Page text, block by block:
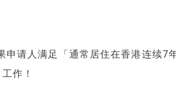
请人满足「通常居住在香港连续7
作！